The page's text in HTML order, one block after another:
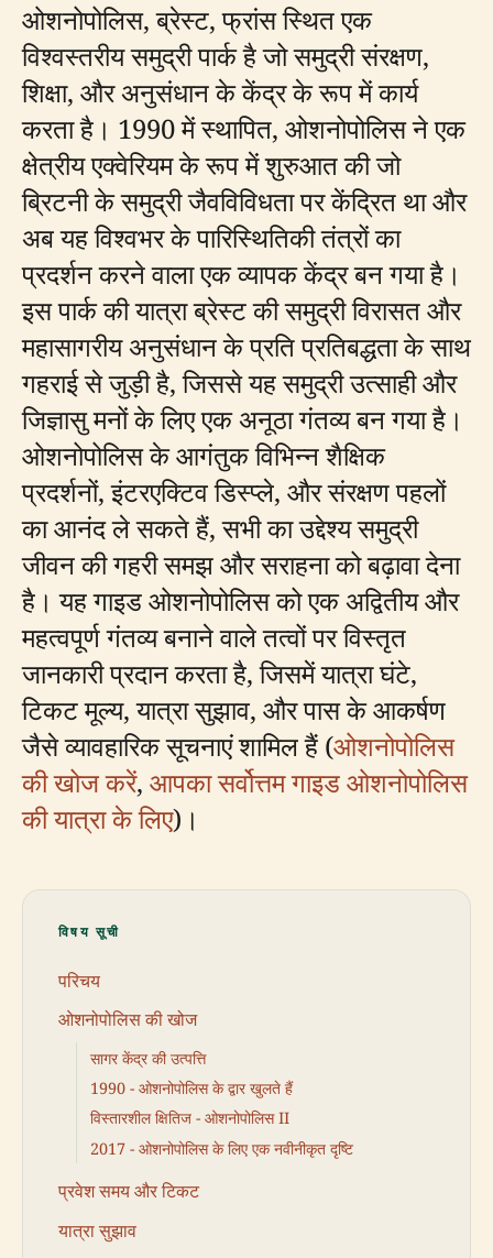
ओशनोपोलिस, ब्रेस्ट, फ्रांस स्थित एक
विश्वस्तरीय समुद्री पार्क है जो समुद्री संरक्षण,
शिक्षा, और अनुसंधान के केंद्र के रूप में कार्य
करता है। 1990 में स्थापित, ओशनोपोलिस ने एक
क्षेत्रीय एक्वेरियम के रूप में शुरुआत की जो
ब्रिटनी के समुद्री जैवविविधता पर केंद्रित था और
अब यह विश्वभर के पारिस्थितिकी तंत्रों का
प्रदर्शन करने वाला एक व्यापक केंद्र बन गया है।
इस पार्क की यात्रा ब्रेस्ट की समुद्री विरासत और
महासागरीय अनुसंधान के प्रति प्रतिबद्धता के साथ
गहराई से जुड़ी है, जिससे यह समुद्री उत्साही और
जिज्ञासु मनों के लिए एक अनूठा गंतव्य बन गया है।
ओशनोपोलिस के आगंतुक विभिन्न शैक्षिक
प्रदर्शनों, इंटरएक्टिव डिस्प्ले, और संरक्षण पहलों
का आनंद ले सकते हैं, सभी का उद्देश्य समुद्री
जीवन की गहरी समझ और सराहना को बढ़ावा देना
है। यह गाइड ओशनोपोलिस को एक अद्वितीय और
महत्वपूर्ण गंतव्य बनाने वाले तत्वों पर विस्तृत
जानकारी प्रदान करता है, जिसमें यात्रा घंटे,
टिकट मूल्य, यात्रा सुझाव, और पास के आकर्षण
जैसे व्यावहारिक सूचनाएं शामिल हैं (ओशनोपोलिस
की खोज करें, आपका सर्वोत्तम गाइड ओशनोपोलिस
की यात्रा के लिए)।
विषय सूची
परिचय
ओशनोपोलिस की खोज
सागर केंद्र की उत्पत्ति
1990 - ओशनोपोलिस के द्वार खुलते हैं
विस्तारशील क्षितिज - ओशनोपोलिस II
2017 - ओशनोपोलिस के लिए एक नवीनीकृत दृष्टि
प्रवेश समय और टिकट
यात्रा सुझाव